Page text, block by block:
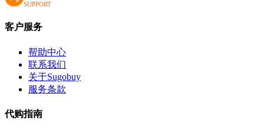
SUPPORT
客户服务
帮助中心
联系我们
关于Sugobuy
服务条款
代购指南